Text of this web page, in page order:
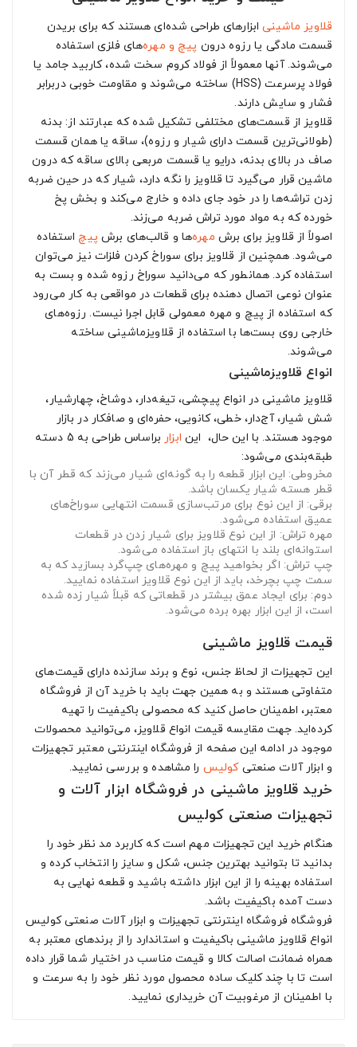
قلاویز ماشینیابزارهای طراحی شده‌ای هستند که برای بریدن
قسمت مادگی یا رزوه درون پیچ و مهره‌های فلزی استفاده
می‌شوند. آنها معمولاً از فولاد کروم سخت شده، کاربید جامد یا
فولاد پرسرعت (HSS) ساخته می‌شوند و مقاومت خوبی دربرابر
فشار و سایش دارند.
قلاویز از قسمت‌های مختلفی تشکیل شده که عبارتند از: بدنه
(طولانی‌ترین قسمت دارای شیار و رزوه)، ساقه یا همان قسمت
صاف در بالای بدنه، درایو یا قسمت مربعی بالای ساقه که درون
ماشین قرار می‌گیرد تا قلاویز را نگه دارد، شیار که در حین ضربه
زدن تراشه‌ها را در خود جای داده و خارج می‌کند و بخش پخ
خورده که به مواد مورد تراش ضربه می‌زند.
اصولاً از قلاویز برای برش مهره‌ها و قالب‌های برش پیچ استفاده
می‌شود. همچنین از قلاویز برای سوراخ کردن فلزات نیز می‌توان
استفاده کرد. همانطور که می‌دانید سوراخ رزوه شده و بست به
عنوان نوعی اتصال دهنده برای قطعات در مواقعی به کار می‌رود
که استفاده از پیچ و مهره معمولی قابل اجرا نیست. رزوه‌های
خارجی روی بست‌ها با استفاده از قلاویزماشینی ساخته
می‌شوند.
انواع قلاویزماشینی
قلاویز ماشینی در انواع پیچشی، تیغه‌دار، دوشاخ، چهارشیار،
شش شیار، آج‌دار، خطی، کانویی، حفره‌ای و صافکار در بازار
موجود هستند. با این حال، این ابزار
براساس طراحی به 5 دسته
طبقه‌بندی می‌شود:
مخروطی: این ابزار قطعه را به گونه‌ای شیار می‌زند که قطر آن با
قطر هسته شیار یکسان باشد.
برقی: از این نوع برای مرتب‌سازی قسمت انتهایی سوراخ‌های
عمیق استفاده می‌شود.
مهره تراش: از این نوع قلاویز برای شیار زدن در قطعات
استوانه‌ای بلند با انتهای باز استفاده می‌شود.
چپ تراش: اگر بخواهید پیچ ‌و مهره‌های چپ‌گرد بسازید که به
سمت چپ بچرخد، باید از این نوع قلاویز استفاده نمایید.
دوم: برای ایجاد عمق بیشتر در قطعاتی که قبلاً شیار زده شده
است، از این ابزار بهره برده می‌شود.
قیمت قلاویز ماشینی
این تجهیزات از لحاظ جنس، نوع و برند سازنده دارای قیمت‌های
متفاوتی هستند و به همین جهت باید با خرید آن از فروشگاه
معتبر، اطمینان حاصل کنید که محصولی باکیفیت را تهیه
کرده‌اید. جهت مقایسه قیمت انواع قلاویز، می‌توانید محصولات
موجود در ادامه این صفحه از فروشگاه اینترنتی معتبر تجهیزات
و ابزار آلات صنعتیکولیس را مشاهده و بررسی نمایید.
خرید قلاویز ماشینی در فروشگاه ابزار آلات و
تجهیزات صنعتی کولیس
هنگام خرید این تجهیزات مهم است که کاربرد مد نظر خود را
بدانید تا بتوانید بهترین جنس، شکل و سایز را انتخاب کرده و
استفاده بهینه را از این ابزار داشته باشید و قطعه نهایی به
دست آمده باکیفیت باشد.
فروشگاه فروشگاه اینترنتی تجهیزات و ابزار آلات صنعتی کولیس
انواع قلاویز ماشینی باکیفیت و استاندارد را از برندهای معتبر به
همراه ضمانت اصالت کالا و قیمت مناسب در اختیار شما قرار داده
است تا با چند کلیک ساده محصول مورد نظر خود را به سرعت و
با اطمینان از مرغوبیت آن خریداری نمایید.